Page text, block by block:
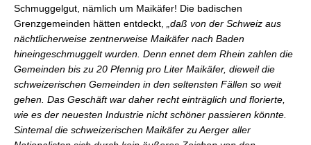
Schmuggelgut, nämlich um Maikäfer! Die badischen
Grenzgemeinden hätten entdeckt, „daß von der Schweiz aus
nächtlicherweise zentnerweise Maikäfer nach Baden
hineingeschmuggelt wurden. Denn ennet dem Rhein zahlen die
Gemeinden bis zu 20 Pfennig pro Liter Maikäfer, dieweil die
schweizerischen Gemeinden in den seltensten Fällen so weit
gehen. Das Geschäft war daher recht einträglich und florierte,
wie es der neuesten Industrie nicht schöner passieren könnte.
Sintemal die schweizerischen Maikäfer zu Aerger aller